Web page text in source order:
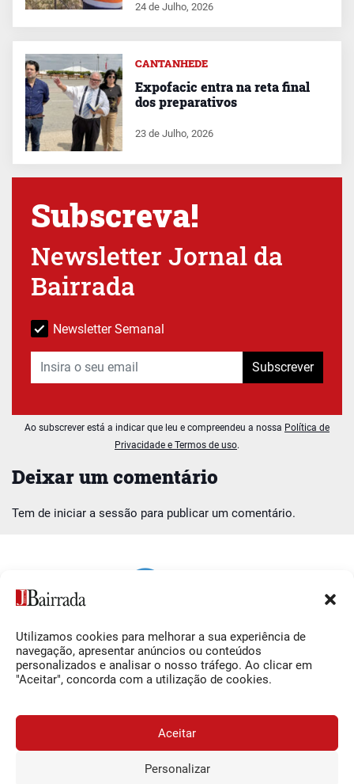
Utilizamos cookies para melhorar a sua experiência de
navegação, apresentar anúncios ou conteúdos
personalizados e analisar o nosso tráfego. Ao clicar em
"Aceitar", concorda com a utilização de cookies.
Aceitar
Personalizar
Deixar um comentário
Tem de iniciar a sessão para publicar um comentário.
24 de Julho, 2026
CANTANHEDE
Expofacic entra na reta final
dos preparativos
23 de Julho, 2026
Subscreva!
Newsletter Jornal da
Bairrada
Newsletter Semanal
Subscrever
Ao subscrever está a indicar que leu e compreendeu a nossa Política de
Privacidade e Termos de uso.
Siga-nos
Facebook
O Jornal da Bairrada
Contactos
Termos e Condições